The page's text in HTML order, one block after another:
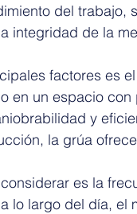
del trabajo,
integridad de la
factores es
en un espacio
y
la grúa
es la
lo largo del día, el